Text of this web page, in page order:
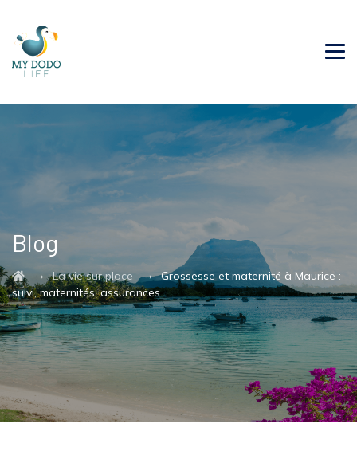
Blog
→La vie sur place →Grossesse et maternité à Maurice :
suivi, maternités, assurances